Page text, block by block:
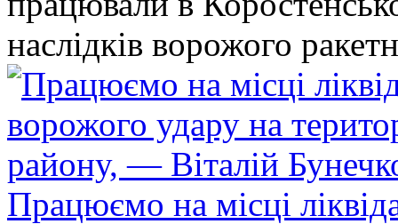
наслідків ворожого
Працюємо на місці